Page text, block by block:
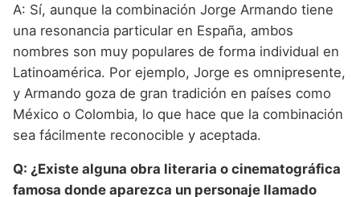
A: Sí, aunque la combinación Jorge Armando tiene
una resonancia particular en España, ambos
nombres son muy populares de forma individual en
Latinoamérica. Por ejemplo, Jorge es omnipresente,
y Armando goza de gran tradición en países como
México o Colombia, lo que hace que la combinación
sea fácilmente reconocible y aceptada.
Q: ¿Existe alguna obra literaria o cinematográfica
famosa donde aparezca un personaje llamado